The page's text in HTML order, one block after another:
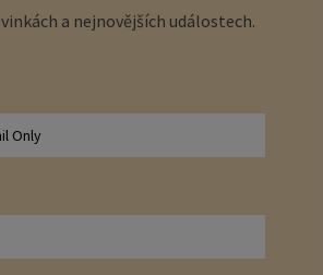
a nejnovějších událostech.